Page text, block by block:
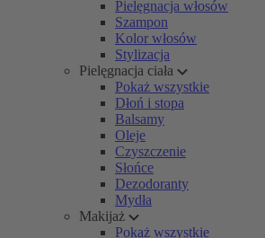
Pielęgnacja włosów
Szampon
Kolor włosów
Stylizacja
Pielęgnacja ciała
Pokaż wszystkie
Dłoń i stopa
Balsamy
Oleje
Czyszczenie
Słońce
Dezodoranty
Mydła
Makijaż
Pokaż wszystkie